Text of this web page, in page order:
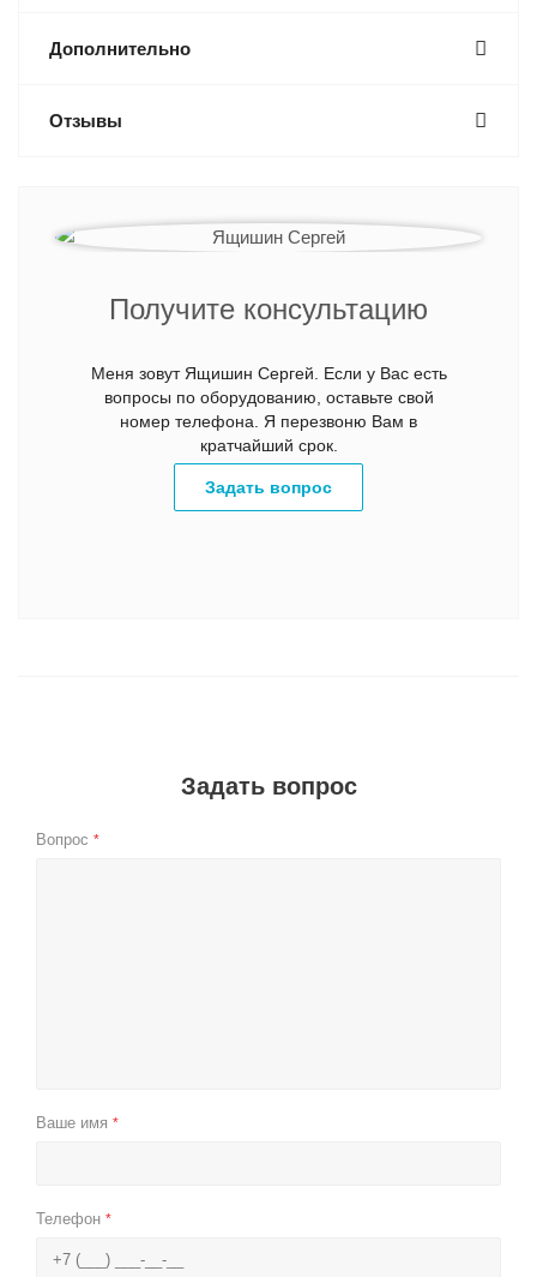
Дополнительно
Отзывы
Получите консультацию
Меня зовут Ящишин Сергей. Если у Вас есть
вопросы по оборудованию, оставьте свой
номер телефона. Я перезвоню Вам в
кратчайший срок.
Задать вопрос
Задать вопрос
Вопрос *
Ваше имя *
Телефон *